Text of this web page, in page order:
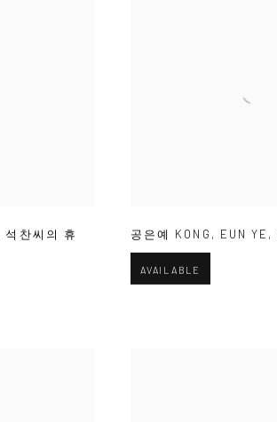
석찬씨의 휴
공은예 KONG , EUN YE ,
AVAILABLE